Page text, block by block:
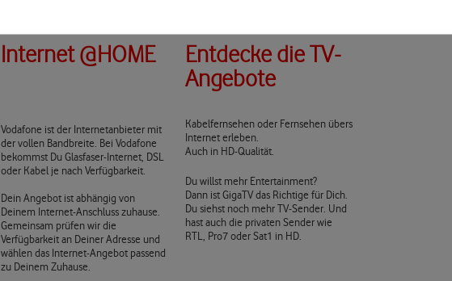
Internet @HOME
Vodafone ist der Internetanbieter mit
der vollen Bandbreite. Bei Vodafone
bekommst Du Glasfaser-Internet, DSL
oder Kabel je nach Verfügbarkeit.
Dein Angebot ist abhängig von
Deinem Internet-Anschluss zuhause.
Gemeinsam prüfen wir die
Verfügbarkeit an Deiner Adresse und
wählen das Internet-Angebot passend
zu Deinem Zuhause.
Entdecke die TV-
Angebote
Kabelfernsehen oder Fernsehen übers
Internet erleben.
Auch in HD-Qualität.
Du willst mehr Entertainment?
Dann ist GigaTV das Richtige für Dich.
Du siehst noch mehr TV-Sender. Und
hast auch die privaten Sender wie
RTL, Pro7 oder Sat1 in HD.